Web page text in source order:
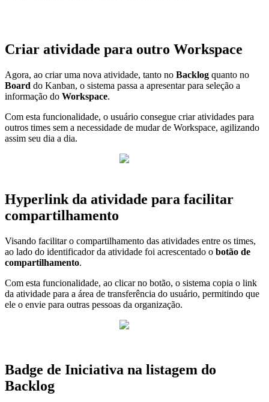
Criar atividade para outro Workspace
Agora, ao criar uma nova atividade, tanto no Backlog quanto no
Board do Kanban, o sistema passa a apresentar para seleção a
informação do Workspace.
Com esta funcionalidade, o usuário consegue criar atividades para
outros times sem a necessidade de mudar de Workspace, agilizando
assim seu dia a dia.
Hyperlink da atividade para facilitar
compartilhamento
Visando facilitar o compartilhamento das atividades entre os times,
ao lado do identificador da atividade foi acrescentado o botão de
compartilhamento.
Com esta funcionalidade, ao clicar no botão, o sistema copia o link
da atividade para a área de transferência do usuário, permitindo que
ele o envie para outras pessoas da organização.
Badge de Iniciativa na listagem do
Backlog